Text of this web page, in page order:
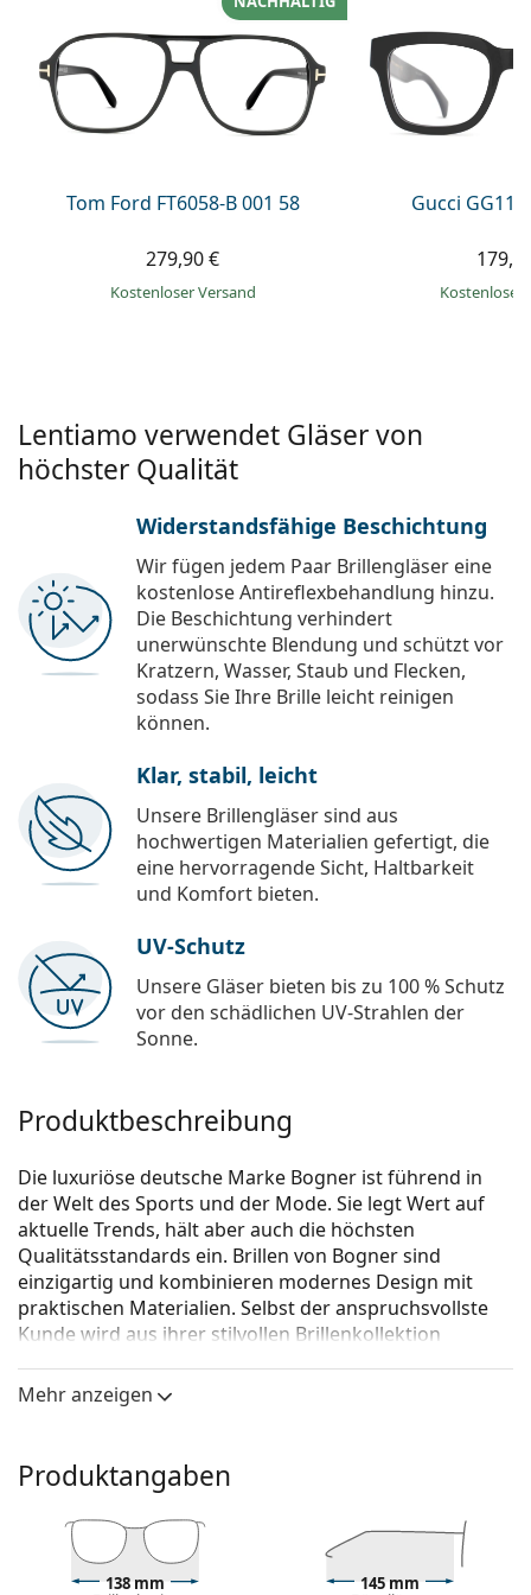
Prada
Alle Marken
Tom Ford FT6058-B 001 58
279,90 €
Kostenloser Versand
Gucci
Kostenloser
Lentiamo verwendet Gläser von
höchster Qualität
Widerstandsfähige Beschichtung
Wir fügen jedem Paar Brillengläser eine
kostenlose Antireflexbehandlung hinzu.
Die Beschichtung verhindert
unerwünschte Blendung und schützt vor
Kratzern, Wasser, Staub und Flecken,
sodass Sie Ihre Brille leicht reinigen
können.
Klar, stabil, leicht
Unsere Brillengläser sind aus
hochwertigen Materialien gefertigt, die
eine hervorragende Sicht, Haltbarkeit
und Komfort bieten.
UV-Schutz
Unsere Gläser bieten bis zu 100 % Schutz
vor den schädlichen UV-Strahlen der
Sonne.
Produktbeschreibung
Die luxuriöse deutsche Marke Bogner ist führend in
der Welt des Sports und der Mode. Sie legt Wert auf
aktuelle Trends, hält aber auch die höchsten
Qualitätsstandards ein. Brillen von Bogner sind
einzigartig und kombinieren modernes Design mit
praktischen Materialien. Selbst der anspruchsvollste
Kunde wird aus ihrer stilvollen Brillenkollektion
Bogner 62013 4852 18 55
Die graue Farbe der Brillenfassung passt perfekt zu
dunkelblonden Haaren.
Eine Quadratische Rahmenform ist eine ideale Wahl
für Menschen mit einer runden, ovalen oder
Mehr anzeigen
Produktangaben
138 mm 145 mm